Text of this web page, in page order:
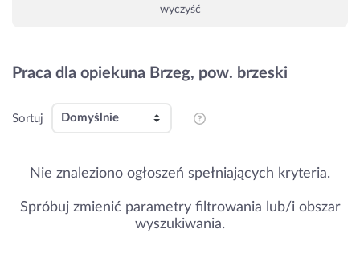
wyczyść
Praca dla opiekuna Brzeg, pow. brzeski
Sortuj
Nie znaleziono ogłoszeń spełniających kryteria.
Spróbuj zmienić parametry filtrowania lub/i obszar
wyszukiwania.